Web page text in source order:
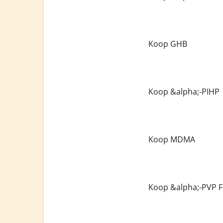
Koop GHB
Koop &alpha;-PIHP
Koop MDMA
Koop &alpha;-PVP